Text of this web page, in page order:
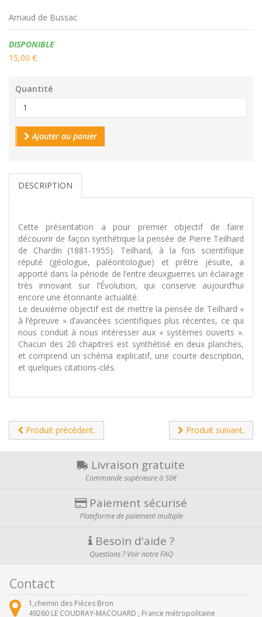
Arnaud de Bussac
Disponibilité:
DISPONIBLE
15,00 €
Quantité
Ajouter au panier
DESCRIPTION
Cette présentation a pour premier objectif de faire
découvrir de façon synthétique la pensée de Pierre Teilhard
de Chardin (1881-1955). Teilhard, à la fois scientifique
réputé (géologue, paléontologue) et prêtre jésuite, a
apporté dans la période de l’entre deuxguerres un éclairage
très innovant sur l’Évolution, qui conserve aujourd’hui
encore une étonnante actualité.
Le deuxième objectif est de mettre la pensée de Teilhard «
à l’épreuve » d’avancées scientifiques plus récentes, ce qui
nous conduit à nous intéresser aux « systèmes ouverts ».
Chacun des 20 chapitres est synthétisé en deux planches,
et comprend un schéma explicatif, une courte description,
et quelques citations-clés.
Produit précédent. Produit suivant.
Livraison gratuite
Commande supérieure à 50€
Paiement sécurisé
Plateforme de paiement multiple
Besoin d'aide ?
Questions ? Voir notre FAQ
Contact
1,chemin des Pièces Bron
49260 LE COUDRAY-MACOUARD , France métropolitaine